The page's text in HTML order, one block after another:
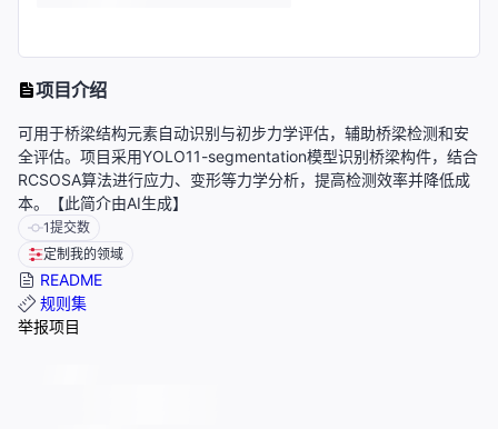
项目介绍
可用于桥梁结构元素自动识别与初步力学评估，辅助桥梁检测和安
全评估。项目采用YOLO11-segmentation模型识别桥梁构件，结合
RCSOSA算法进行应力、变形等力学分析，提高检测效率并降低成
本。【此简介由AI生成】
1提交数
定制我的领域
README
规则集
举报项目